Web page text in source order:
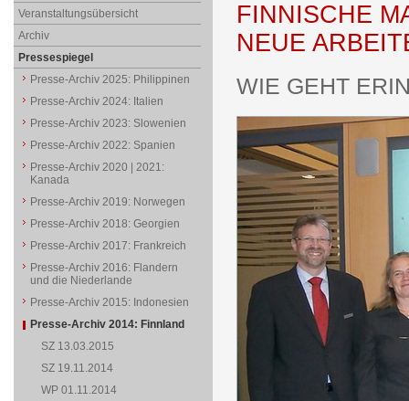
FINNISCHE
NEUE
WIE GEHT
Veranstaltungsübersicht
Archiv
Pressespiegel
Presse-Archiv 2025: Philippinen
Presse-Archiv 2024: Italien
Presse-Archiv 2023: Slowenien
Presse-Archiv 2022: Spanien
Presse-Archiv 2020 | 2021:
Kanada
Presse-Archiv 2019: Norwegen
Presse-Archiv 2018: Georgien
Presse-Archiv 2017: Frankreich
Presse-Archiv 2016: Flandern
und die Niederlande
Presse-Archiv 2015: Indonesien
Presse-Archiv 2014: Finnland
SZ 13.03.2015
SZ 19.11.2014
WP 01.11.2014